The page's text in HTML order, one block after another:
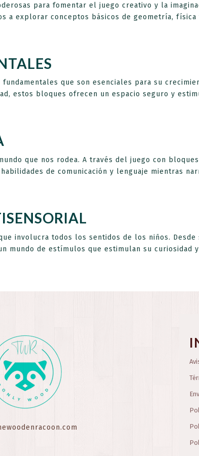
para fomentar el juego creativo y la
explorar conceptos básicos de geometría, física
que son esenciales para su
estos bloques ofrecen un espacio seguro y
que nos rodea. A través del juego con
de comunicación y lenguaje mientras
involucra todos los sentidos de los niños.
mundo de estímulos que estimulan su curiosidad